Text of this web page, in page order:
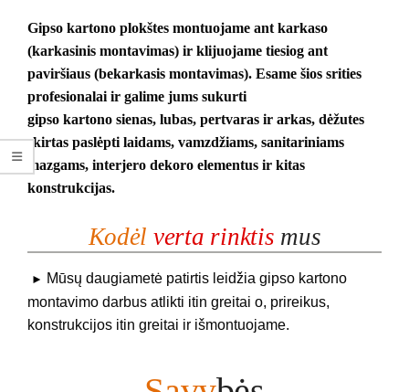
Gipso kartono plokštes montuojame ant karkaso
(karkasinis montavimas) ir klijuojame tiesiog ant
paviršiaus (bekarkasis montavimas). Esame šios srities
profesionalai ir galime jums sukurti
gipso kartono sienas, lubas, pertvaras ir arkas, dėžutes
skirtas paslėpti laidams, vamzdžiams, sanitariniams
mazgams, interjero dekoro elementus ir kitas
konstrukcijas.
Kodėl verta rinktis mus
► Mūsų daugiametė patirtis leidžia gipso kartono
montavimo darbus atlikti itin greitai o, prireikus,
konstrukcijos itin greitai ir išmontuojame.